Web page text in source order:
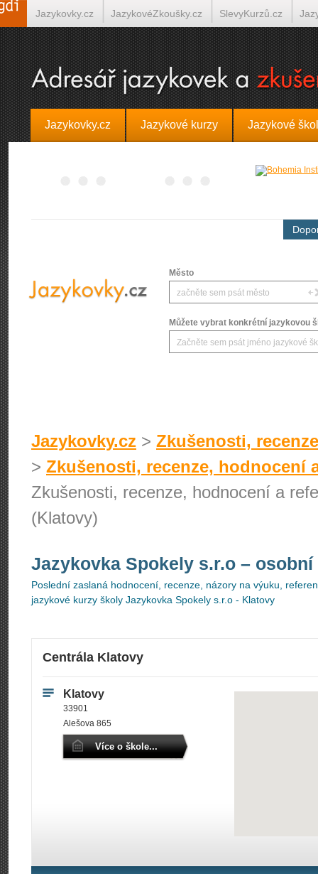
Jazykovky.cz Jazykové kurzy Jazykové
Město
Můžete vybrat konkrétní jazykovou
Jazykovky.cz > Zkušenosti,
> Zkušenosti, recenze, hodnocení
Zkušenosti, recenze, hodnocení a
(Klatovy)
Jazykovka Spokely s.r.o –
Poslední zaslaná hodnocení, recenze, názory na výuku,
jazykové kurzy školy Jazykovka Spokely s.r.o - Klatovy
Centrála Klatovy
Klatovy
33901
Alešova 865
Více o škole...
Jazykovky.cz JazykovéZkoušky.cz SlevyKurzů.cz
Španělština on-line Italština on-line Tlumočení-